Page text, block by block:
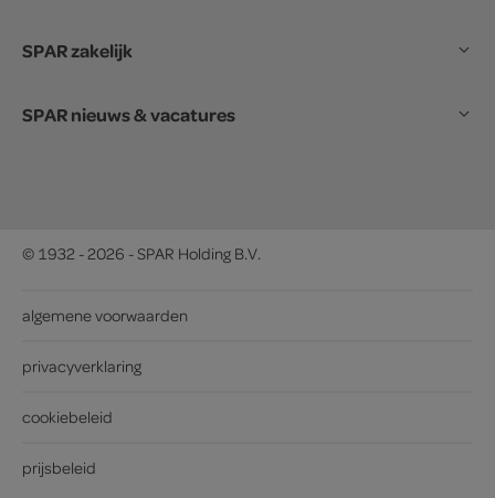
SPAR zakelijk
SPAR nieuws & vacatures
© 1932 - 2026 - SPAR Holding B.V.
algemene voorwaarden
privacyverklaring
cookiebeleid
prijsbeleid